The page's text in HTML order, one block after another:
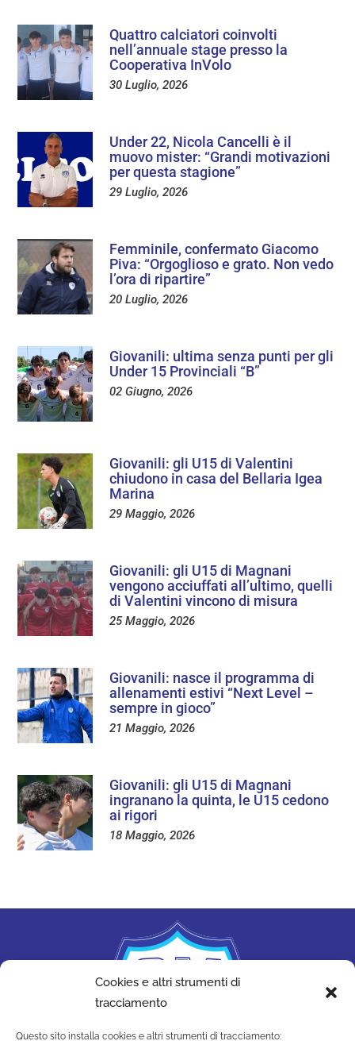
Cookies e altri strumenti di
tracciamento
Questo sito installa cookies e altri strumenti di tracciamento:
Quattro calciatori coinvolti
nell’annuale stage presso la
Cooperativa InVolo
30 Luglio, 2026
Under 22, Nicola Cancelli è il
muovo mister: “Grandi motivazioni
per questa stagione”
29 Luglio, 2026
Femminile, confermato Giacomo
Piva: “Orgoglioso e grato. Non vedo
l’ora di ripartire”
20 Luglio, 2026
Giovanili: ultima senza punti per gli
Under 15 Provinciali “B”
02 Giugno, 2026
Giovanili: gli U15 di Valentini
chiudono in casa del Bellaria Igea
Marina
29 Maggio, 2026
Giovanili: gli U15 di Magnani
vengono acciuffati all’ultimo, quelli
di Valentini vincono di misura
25 Maggio, 2026
Giovanili: nasce il programma di
allenamenti estivi “Next Level –
sempre in gioco”
21 Maggio, 2026
Giovanili: gli U15 di Magnani
ingranano la quinta, le U15 cedono
ai rigori
18 Maggio, 2026